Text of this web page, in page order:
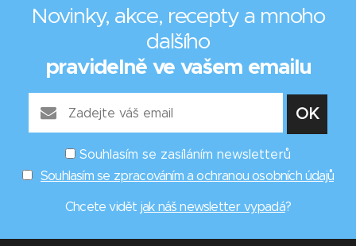
Novinky, akce, recepty a mnoho
dalšího
pravidelně ve vašem emailu
Souhlasím se zasíláním newsletterů
Souhlasím se zpracováním a ochranou osobních údajů
Chcete vidět jak náš newsletter vypadá?